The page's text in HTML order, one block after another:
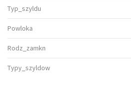
Typ_szyldu
Powloka
Rodz_zamkn
Typy_szyldow